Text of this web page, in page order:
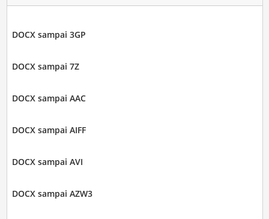
DOCX sampai 3GP
DOCX sampai 7Z
DOCX sampai AAC
DOCX sampai AIFF
DOCX sampai AVI
DOCX sampai AZW3